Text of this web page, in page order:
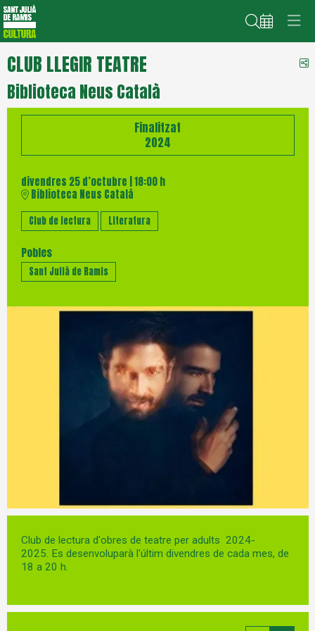
Cerca
CLUB LLEGIR TEATRE
Biblioteca Neus Català
Finalitzat
2024
divendres 25 d’octubre 18:00 h
Biblioteca Neus Català
Club de lectura Literatura
Pobles
Sant Julià de Ramis
Diapositiva 1 de 1
Club de lectura d'obres de teatre per adults 2024-
2025. Es desenvoluparà l'últim divendres de cada mes, de
18 a 20 h.